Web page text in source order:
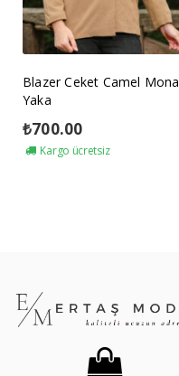
Blazer Ceket Camel Mona
Yaka
₺700.00
Kargo ücretsiz